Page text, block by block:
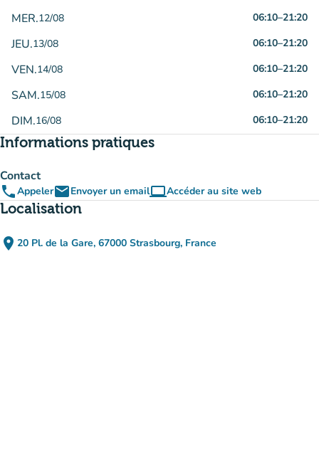
MER.12/08 06:10–21:20
JEU.13/08 06:10–21:20
VEN.14/08 06:10–21:20
SAM.15/08 06:10–21:20
DIM.16/08 06:10–21:20
Informations pratiques
Contact
phoneAppeleremailEnvoyer un emailcomputerAccéder au site web
(nouvel onglet)
Localisation
place 20 Pl. de la Gare, 67000 Strasbourg, France
(ouvrir dans Google Maps)
(nouvel onglet)